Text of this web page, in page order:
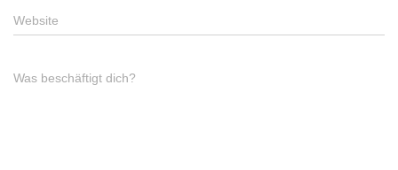
Website
Was beschäftigt dich?